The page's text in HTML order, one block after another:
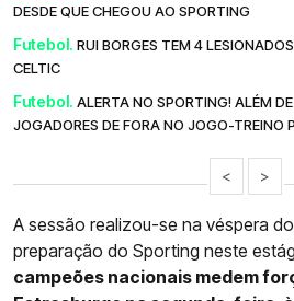
DESDE QUE CHEGOU AO SPORTING
Futebol. RUI BORGES TEM 4
CELTIC
Futebol. ALERTA NO SPORTING! ALÉM
JOGADORES DE FORA NO JOGO-TREINO
< >
A sessão realizou-se na véspera
preparação do Sporting neste
campeões nacionais medem